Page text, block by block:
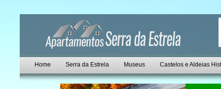
Home Serra da Estrela Museus Castelos e Aldeias